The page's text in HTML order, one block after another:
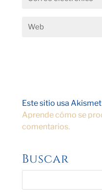
Este sitio usa
Aprende cómo se
comentarios.
Buscar